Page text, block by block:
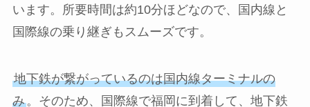
います。所要時間は約10分ほどなので、国内線と
国際線の乗り継ぎもスムーズです。
地下鉄が繋がっているのは国内線ターミナルの
み。そのため、国際線で福岡に到着して、地下鉄